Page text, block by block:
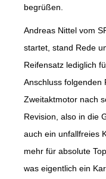
begrüßen.
Andreas Nittel vom
startet, stand Rede
Reifensatz lediglich
Anschluss folgenden
Zweitaktmotor nach
Revision, also in die
auch ein unfallfreies
mehr für absolute
was eigentlich ein